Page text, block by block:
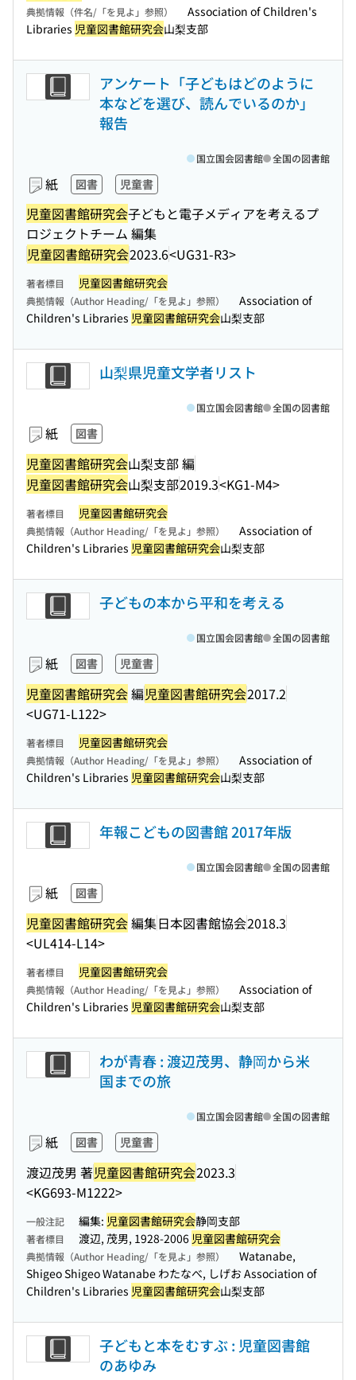
典拠情報（件名/「を見よ」参照）
Association of Children's
Libraries 児童図書館研究会山梨支部
アンケート「子どもはどのように
本などを選び、読んでいるのか」
報告
紙 図書 児童書
児童図書館研究会子どもと電子メディアを考えるプ
ロジェクトチーム 編集
児童図書館研究会2023.6<UG31-R3>
国立国会図書館 全国の図書館
著者標目 児童図書館研究会
典拠情報（Author Heading/「を見よ」参照）
Association of
Children's Libraries 児童図書館研究会山梨支部
山梨県児童文学者リスト
紙 図書
児童図書館研究会山梨支部 編
児童図書館研究会山梨支部2019.3<KG1-M4>
国立国会図書館 全国の図書館
著者標目 児童図書館研究会
典拠情報（Author Heading/「を見よ」参照）
Association of
Children's Libraries 児童図書館研究会山梨支部
子どもの本から平和を考える
紙 図書 児童書
児童図書館研究会編児童図書館研究会2017.2
<UG71-L122>
国立国会図書館 全国の図書館
著者標目 児童図書館研究会
典拠情報（Author Heading/「を見よ」参照）
Association of
Children's Libraries 児童図書館研究会山梨支部
年報こどもの図書館 2017年版
紙 図書
児童図書館研究会編集日本図書館協会2018.3
<UL414-L14>
国立国会図書館 全国の図書館
著者標目 児童図書館研究会
典拠情報（Author Heading/「を見よ」参照）
Association of
Children's Libraries 児童図書館研究会山梨支部
わが青春 : 渡辺茂男、静岡から米
国までの旅
紙 図書 児童書
渡辺茂男 著児童図書館研究会2023.3
<KG693-M1222>
国立国会図書館 全国の図書館
一般注記 編集: 児童図書館研究会静岡支部
著者標目 渡辺, 茂男, 1928-2006 児童図書館研究会
典拠情報（Author Heading/「を見よ」参照）
Watanabe,
Shigeo Shigeo Watanabe わたなべ, しげお Association of
Children's Libraries 児童図書館研究会山梨支部
子どもと本をむすぶ : 児童図書館
のあゆみ